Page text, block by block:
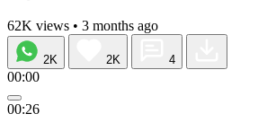
62K views • 3 months ago
2K 2K 4
00:00
00:26